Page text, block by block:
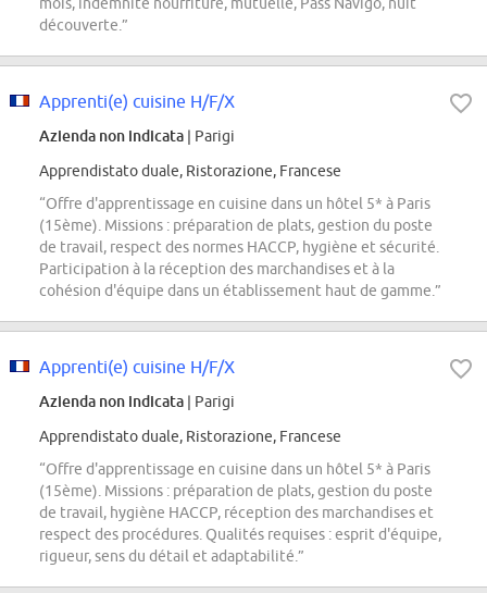
découverte.”
Apprenti(e) cuisine H/F/X
Azienda non indicata | Parigi
Apprendistato duale, Ristorazione, Francese
“Offre d'apprentissage en cuisine dans un hôtel 5* à Paris
(15ème). Missions : préparation de plats, gestion du poste
de travail, respect des normes HACCP, hygiène et sécurité.
Participation à la réception des marchandises et à la
cohésion d'équipe dans un établissement haut de gamme.”
Apprenti(e) cuisine H/F/X
Azienda non indicata | Parigi
Apprendistato duale, Ristorazione, Francese
“Offre d'apprentissage en cuisine dans un hôtel 5* à Paris
(15ème). Missions : préparation de plats, gestion du poste
de travail, hygiène HACCP, réception des marchandises et
respect des procédures. Qualités requises : esprit d'équipe,
rigueur, sens du détail et adaptabilité.”